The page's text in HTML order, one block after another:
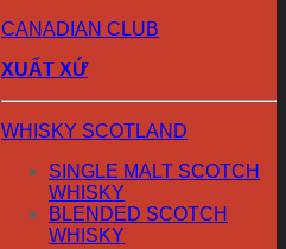
CANADIAN CLUB
XUẤT XỨ
WHISKY SCOTLAND
SINGLE MALT SCOTCH
WHISKY
BLENDED SCOTCH
WHISKY